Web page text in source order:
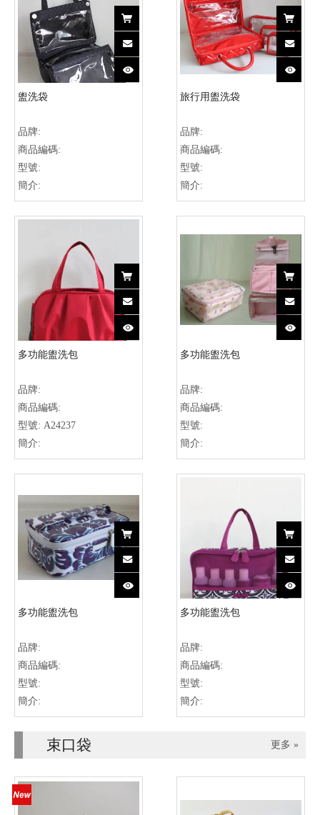
盥洗袋
品牌:
商品編碼:
型號:
簡介:
旅行用盥洗袋
品牌:
商品編碼:
型號:
簡介:
多功能盥洗包
品牌:
商品編碼:
型號: A24237
簡介:
多功能盥洗包
品牌:
商品編碼:
型號:
簡介:
多功能盥洗包
品牌:
商品編碼:
型號:
簡介:
多功能盥洗包
品牌:
商品編碼:
型號:
簡介:
束口袋 更多 »